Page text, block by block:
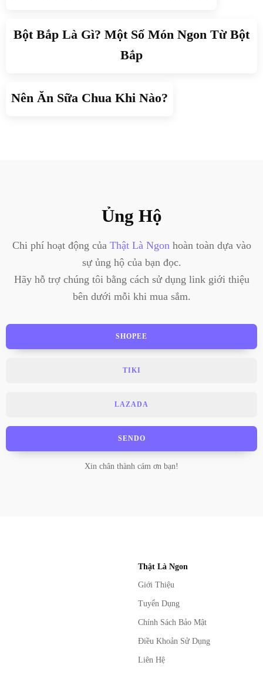
Bột Bắp Là Gì? Một Số Món Ngon Từ Bột
Bắp
Nên Ăn Sữa Chua Khi Nào?
Ủng Hộ
Chi phí hoạt động của Thật Là Ngon hoàn toàn dựa vào
sự ủng hộ của bạn đọc.
Hãy hỗ trợ chúng tôi bằng cách sử dụng link giới thiệu
bên dưới mỗi khi mua sắm.
SHOPEE
TIKI
LAZADA
SENDO
Xin chân thành cám ơn bạn!
Thật Là Ngon
Giới Thiệu
Tuyển Dụng
Chính Sách Bảo Mật
Điều Khoản Sử Dụng
Liên Hệ